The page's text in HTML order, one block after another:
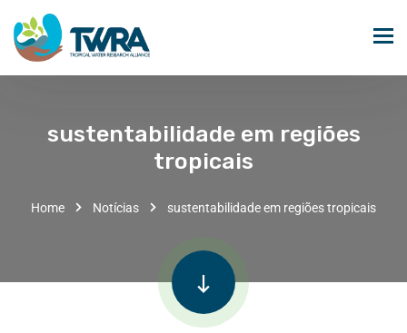
sustentabilidade em regiões
tropicais
Home Notícias sustentabilidade em regiões tropicais